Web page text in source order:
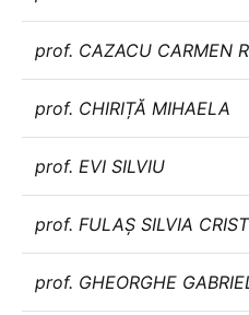
prof. CAZACU CARMEN
prof. CHIRIȚĂ MIHAELA
prof. EVI SILVIU
prof. FULAȘ SILVIA
prof. GHEORGHE